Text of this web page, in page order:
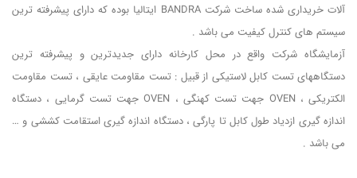
آلات خریداری شده ساخت شرکت BANDRA ایتالیا بوده که دارای پیشرفته ترین
سیستم های کنترل کیفیت می باشد .
آزمایشگاه شرکت واقع در محل کارخانه دارای جدیدترین و پیشرفته ترین
دستگاههای تست کابل لاستیکی از قبیل : تست مقاومت عایقی ، تست مقاومت
الکتریکی ، OVEN جهت تست کهنگی ، OVEN جهت تست گرمایی ،‌ دستگاه
اندازه گیری ازدیاد طول کابل تا پارگی ، دستگاه اندازه گیری استقامت کششی و …
می باشد .